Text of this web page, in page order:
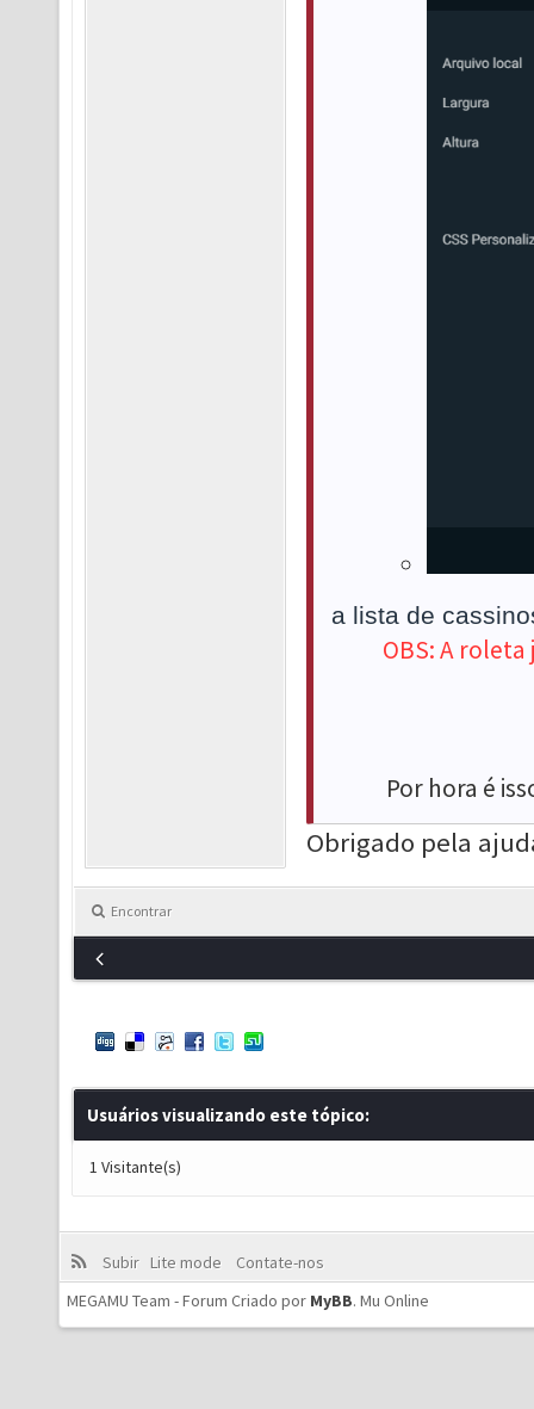
a lista de
OBS: A
Por hora é
Obrigado pela
Encontrar
Usuários visualizando este tópico:
1 Visitante(s)
Subir Lite mode
Contate-nos
MEGAMU Team - Forum Criado por MyBB. Mu Online